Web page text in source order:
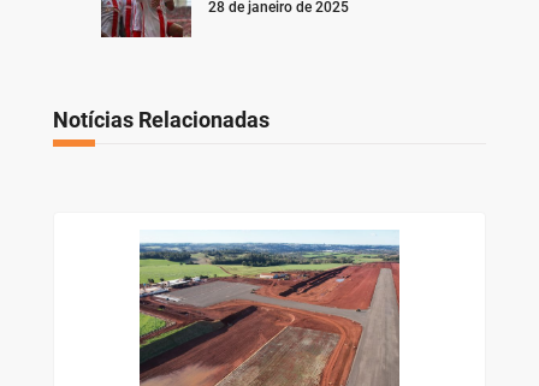
28 de janeiro de 2025
Notícias Relacionadas